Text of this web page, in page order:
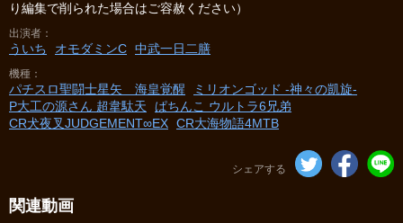
り編集で削られた場合はご容赦ください）
出演者
ういち オモダミンC 中武一日二膳
機種
パチスロ聖闘士星矢 海皇覚醒
ミリオンゴッド -神々の凱旋-
P大工の源さん 超韋駄天
ぱちんこ ウルトラ6兄弟
CR犬夜叉JUDGEMENT∞EX CR大海物語4MTB
シェアする
関連動画